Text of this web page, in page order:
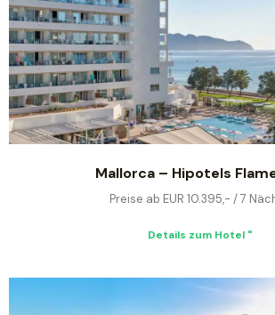
Mallorca – Hipotels
Preise ab EUR 10.395,- / 7
Details zum Hotel "